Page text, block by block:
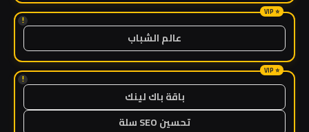
!
عالم الشباب
!
باقة باك لينك
تحسين SEO سلة